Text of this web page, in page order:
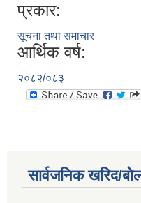
प्रकार:
सूचना तथा समाचार
आर्थिक वर्ष:
२०८२/०८३
सार्वजनिक खरिद/